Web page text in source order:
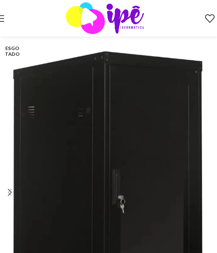
ESGO
TADO